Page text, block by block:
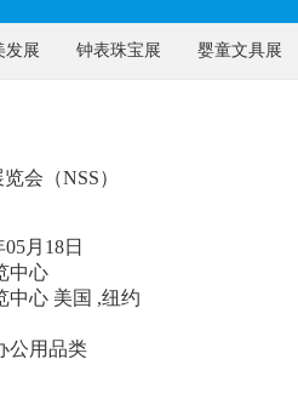
发展 钟表珠宝展 婴童文具展
会（NSS）
月18日
中心
中心 美国 ,纽约
公用品类